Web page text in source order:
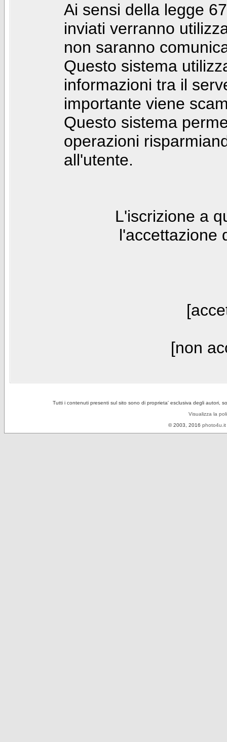
Ai sensi della legge
inviati verranno
non saranno
Questo sistema
informazioni tra il
importante viene
Questo sistema
operazioni
all'utente.
L'iscrizione a
l'accettazione
[non
Tutti i contenuti presenti sul sito sono di proprieta' esclusiva degli autori,
Visualizza la
© 2003, 2016 photo4u.it